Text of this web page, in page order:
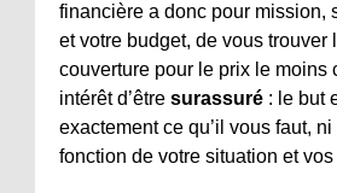
financière a donc pour mission,
et votre budget, de vous trouver
couverture pour le prix le moins
intérêt d’être surassuré : le but
exactement ce qu’il vous faut,
fonction de votre situation et